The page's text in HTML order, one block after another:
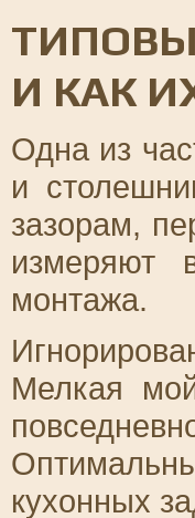
И КАК
Одна из
и
зазорам,
измеряют
монтажа.
Мелкая
кухонных